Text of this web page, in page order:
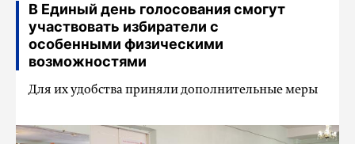
В Единый день голосования смогут
участвовать избиратели с
особенными физическими
возможностями
Для их удобства приняли дополнительные меры